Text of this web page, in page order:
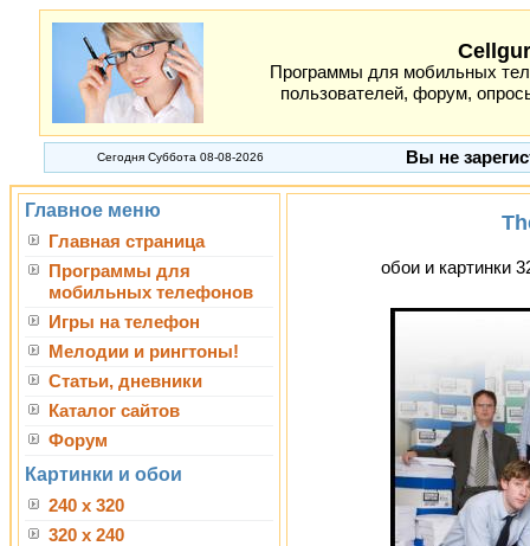
Программы для мобильных
пользователей, форум,
Сегодня Суббота 08-08-2026 Вы не
Главное меню
Главная страница
Программы для
мобильных телефонов
Игры на телефон
Мелодии и рингтоны!
Статьи, дневники
Каталог сайтов
Форум
Картинки и обои
240 x 320
320 x 240
обои и картинки